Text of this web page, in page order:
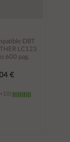
DBT
LC123
600 pag.
€